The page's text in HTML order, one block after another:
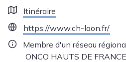
Itinéraire
https://www.ch-laon.fr/
Membre d'un réseau
ONCO HAUTS DE FRANCE